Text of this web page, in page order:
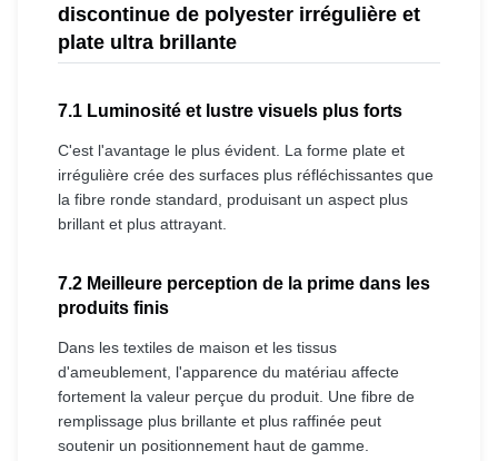
discontinue de polyester irrégulière et
plate ultra brillante
7.1 Luminosité et lustre visuels plus forts
C'est l'avantage le plus évident. La forme plate et
irrégulière crée des surfaces plus réfléchissantes que
la fibre ronde standard, produisant un aspect plus
brillant et plus attrayant.
7.2 Meilleure perception de la prime dans les
produits finis
Dans les textiles de maison et les tissus
d'ameublement, l'apparence du matériau affecte
fortement la valeur perçue du produit. Une fibre de
remplissage plus brillante et plus raffinée peut
soutenir un positionnement haut de gamme.